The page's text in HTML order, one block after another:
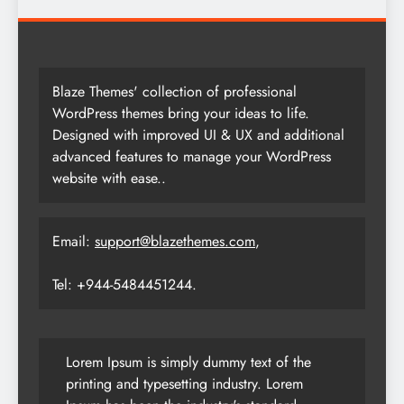
Blaze Themes' collection of professional
WordPress themes bring your ideas to life.
Designed with improved UI & UX and additional
advanced features to manage your WordPress
website with ease..
Email: support@blazethemes.com,
Tel: +944-5484451244.
Lorem Ipsum is simply dummy text of the
printing and typesetting industry. Lorem